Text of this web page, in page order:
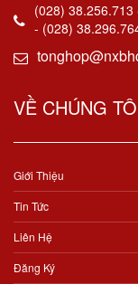
(028)
- (028)
VỀ CHÚNG
Giới Thiệu
Tin Tức
Liên Hệ
Đăng Ký